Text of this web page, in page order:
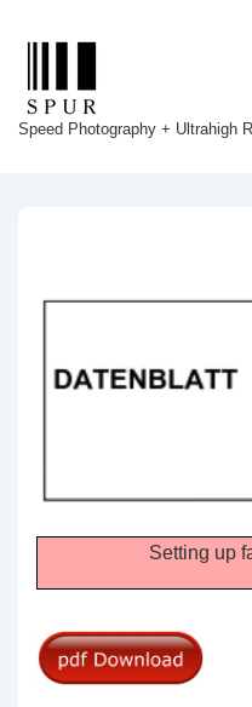
Zum
Speed Photography + Ultrahigh
Setting up